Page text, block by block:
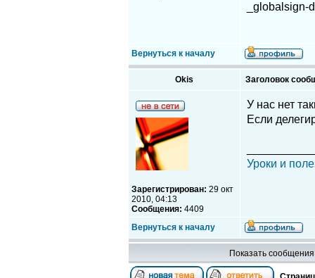
Вернуться к началу
Okis Заголовок
Зарегистрирован: 29 окт
2010, 04:13
Сообщения: 4409
У нас нет
Если
Уроки и
Вернуться к началу
Показать сообщения